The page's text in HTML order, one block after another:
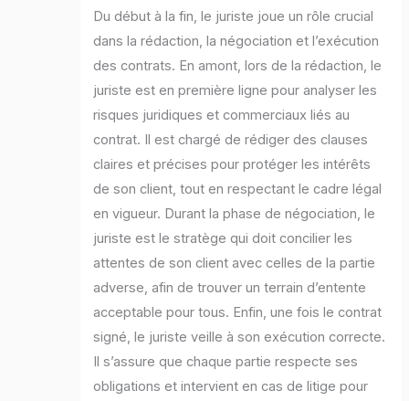
Du début à la fin, le juriste joue un rôle crucial
dans la rédaction, la négociation et l’exécution
des contrats. En amont, lors de la rédaction, le
juriste est en première ligne pour analyser les
risques juridiques et commerciaux liés au
contrat. Il est chargé de rédiger des clauses
claires et précises pour protéger les intérêts
de son client, tout en respectant le cadre légal
en vigueur. Durant la phase de négociation, le
juriste est le stratège qui doit concilier les
attentes de son client avec celles de la partie
adverse, afin de trouver un terrain d’entente
acceptable pour tous. Enfin, une fois le contrat
signé, le juriste veille à son exécution correcte.
Il s’assure que chaque partie respecte ses
obligations et intervient en cas de litige pour